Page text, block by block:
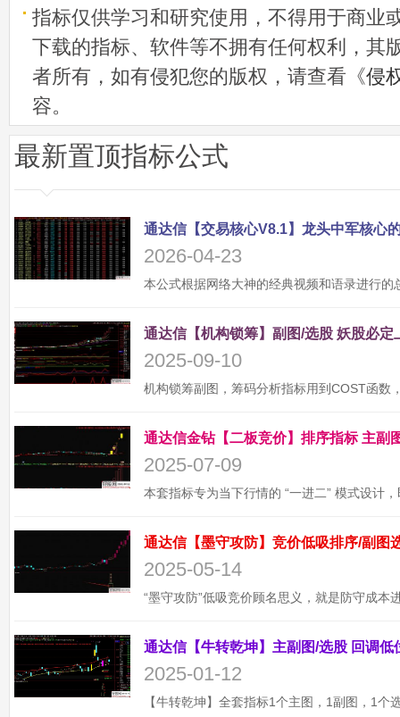
指标仅供学习和研究使用，不得用于商业
下载的指标、软件等不拥有任何权利，其
者所有，如有侵犯您的版权，请查看《侵
容。
最新置顶指标公式
2026-04-23
2025-09-10
2025-07-09
2025-05-14
2025-01-12